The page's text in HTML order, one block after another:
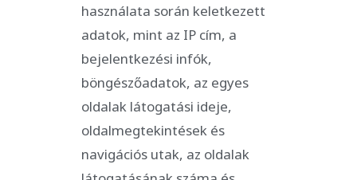
használata során keletkezett
adatok, mint az IP cím, a
bejelentkezési infók,
böngészőadatok, az egyes
oldalak látogatási ideje,
oldalmegtekintések és
navigációs utak, az oldalak